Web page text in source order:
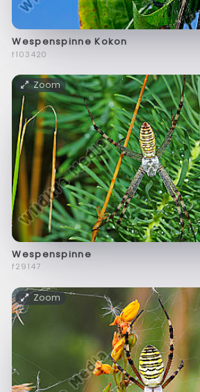
Wespenspinne Kokon
f103420
Zoom
Wespenspinne
f29147
Zoom